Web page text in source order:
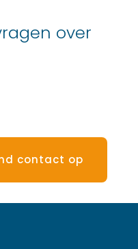
over
contact op